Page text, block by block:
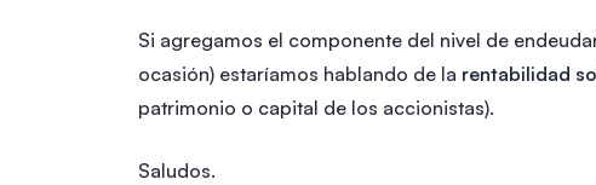
Si agregamos el componente del nivel de
ocasión) estaríamos hablando de la rentabilidad
patrimonio o capital de los accionistas).
Saludos.